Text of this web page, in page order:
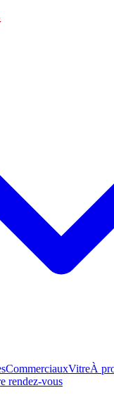
CommerciauxVitreÀ
rendez-vous